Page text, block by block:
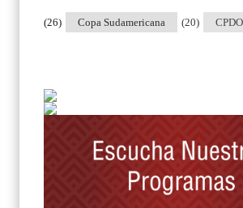
Copa Sudamericana
(26) CPDO
(20)